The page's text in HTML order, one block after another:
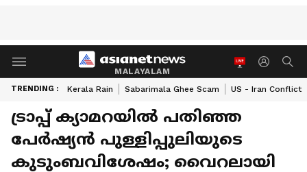
MALAYALAM
TRENDING : Kerala Rain Sabarimala Ghee Scam US - Iran Conflict
ട്രാപ്പ് ക്യാമറയിൽ പതിഞ്ഞ
പേർഷ്യൻ പുള്ളിപ്പുലിയുടെ
കുടുംബവിശേഷം; വൈറലായി